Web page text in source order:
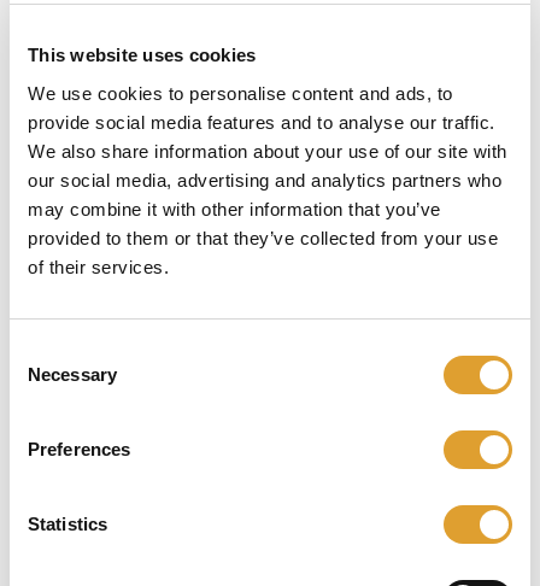
This website uses cookies
We use cookies to personalise content and ads, to
provide social media features and to analyse our traffic.
We also share information about your use of our site with
our social media, advertising and analytics partners who
may combine it with other information that you’ve
provided to them or that they’ve collected from your use
of their services.
Selection
Necessary
Preferences
Statistics
NEMEF VERSTELBARE SLUITKOM VS 4910/12
SKG*** RS